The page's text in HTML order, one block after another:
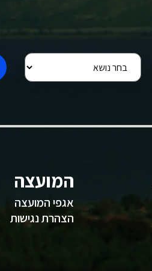
המועצה
אגפי המועצה
הצהרת נגישות